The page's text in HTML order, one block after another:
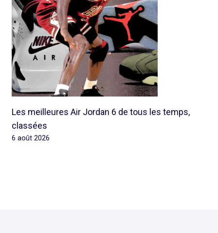
Les meilleures Air Jordan 6 de tous les temps,
classées
6 août 2026